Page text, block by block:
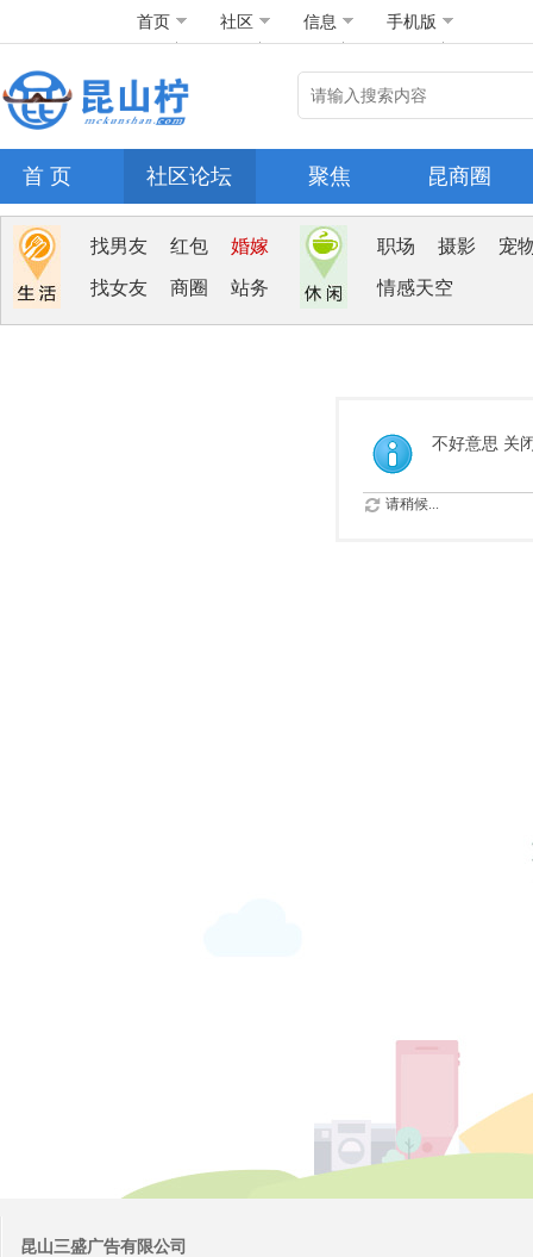
首页 社区 信息 手机版
首 页 社区论坛 聚焦 昆商圈
找男友 红包 婚嫁
找女友 商圈 站务
职场 摄影 宠
情感天空
不好意思 关
请稍候...
昆山三盛广告有限公司